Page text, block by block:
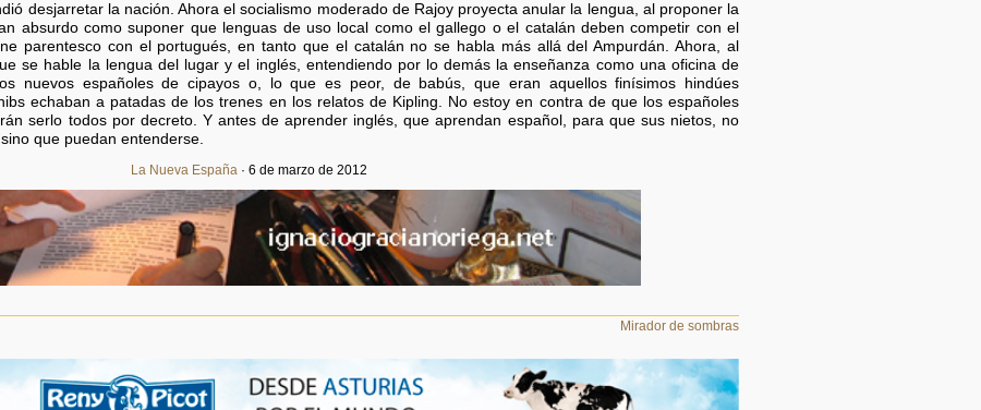
desjarretar la nación. Ahora el socialismo moderado de Rajoy proyecta anular la lengua, al proponer la
absurdo como suponer que lenguas de uso local como el gallego o el catalán deben competir con el
parentesco con el portugués, en tanto que el catalán no se habla más allá del Ampurdán. Ahora, al
se hable la lengua del lugar y el inglés, entendiendo por lo demás la enseñanza como una oficina de
nuevos españoles de cipayos o, lo que es peor, de babús, que eran aquellos finísimos hindúes
echaban a patadas de los trenes en los relatos de Kipling. No estoy en contra de que los españoles
serlo todos por decreto. Y antes de aprender inglés, que aprendan español, para que sus nietos, no
que puedan entenderse.
La Nueva España · 6 de marzo de 2012
Mirador de sombras